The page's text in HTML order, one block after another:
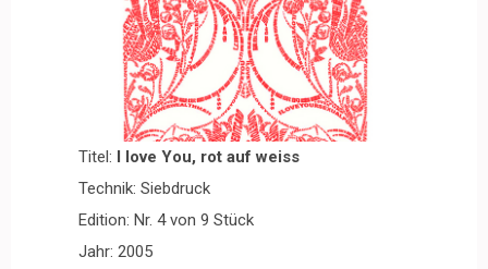
Titel: I love You, rot auf weiss
Technik: Siebdruck
Edition: Nr. 4 von 9 Stück
Jahr: 2005